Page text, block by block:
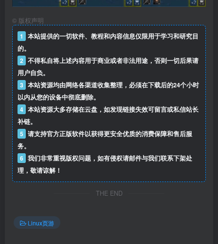
© 版权声明
1
本站提供的一切软件、教程和内容信息仅限用于学习和研究目
的。
2 不得私自将上述内容用于商业或者非法用途，否则一切后果请
用户自负。
3 本站资源均由网络各渠道收集整理，必须在下载后的24个小时
以内从您的设备中彻底删除。
4 本站资源大多存储在云盘，如发现链接失效可留言或私信站长
补链。
5 请支持官方正版软件以获得更安全优质的消费保障和售后服
务。
6 我们非常重视版权问题，如有侵权请邮件与我们联系下架处
理，敬请谅解！
THE END
Linux页游